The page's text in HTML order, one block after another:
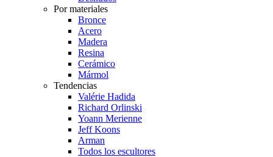
Por materiales
Bronce
Acero
Madera
Resina
Cerámico
Mármol
Tendencias
Valérie Hadida
Richard Orlinski
Yoann Merienne
Jeff Koons
Arman
Todos los escultores